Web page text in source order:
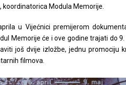
koordinatorica Modula Memorije.
u Vijećnici premijerom
Memorije će i ove godine trajati do 9.
još dvije izložbe, jednu promociju
filmova.